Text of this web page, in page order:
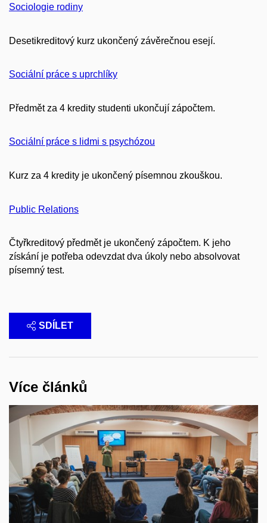
Sociologie rodiny
Desetikreditový kurz ukončený závěrečnou esejí.
Sociální práce s uprchlíky
Předmět za 4 kredity studenti ukončují zápočtem.
Sociální práce s lidmi s psychózou
Kurz za 4 kredity je ukončený písemnou zkouškou.
Public Relations
Čtyřkreditový předmět je ukončený zápočtem. K jeho
získání je potřeba odevzdat dva úkoly nebo absolvovat
písemný test.
SDÍLET
Více článků